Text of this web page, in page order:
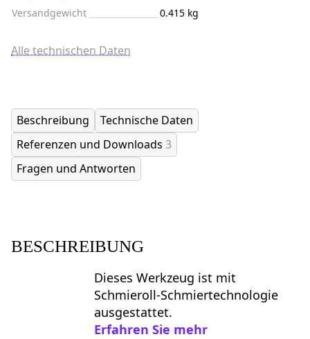
Versandgewicht 0.415 kg
Alle technischen Daten
Beschreibung
Technische Daten
Referenzen und Downloads 3
Fragen und Antworten
BESCHREIBUNG
Dieses Werkzeug ist mit
Schmieroll-Schmiertechnologie
ausgestattet.
Erfahren Sie mehr